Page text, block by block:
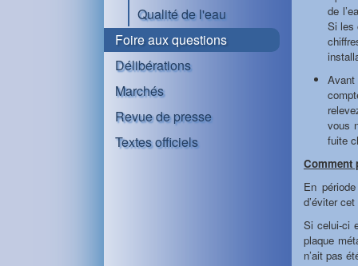
Qualité de l'eau
Foire aux questions
Délibérations
Marchés
Revue de presse
Textes officiels
de
Si les
vous
fuite
Comment
En
d’éviter
Si celui-ci
plaque
n’ait pas